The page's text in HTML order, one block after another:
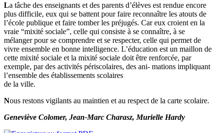
La tâche des enseignants et des parents d’élèves est rendue encore
plus difficile, eux qui se battent pour faire reconnaître les atouts de
l’école publique et faire tomber les préjugés. Car eux croient en la
vraie “mixité sociale”, celle qui consiste à se connaître, à se
mélanger pour se comprendre et se respecter, celle qui permet de
vivre ensemble en bonne intelligence. L’éducation est un maillon de
cette mixité sociale et la mixité sociale doit être renforcée, par
exemple, par des activités périscolaires, des ani- mations impliquant
l’ensemble des établissements scolaires
de la ville.
Nous restons vigilants au maintien et au respect de la carte scolaire.
Geneviève Colomer, Jean-Marc Charasz, Murielle Hardy